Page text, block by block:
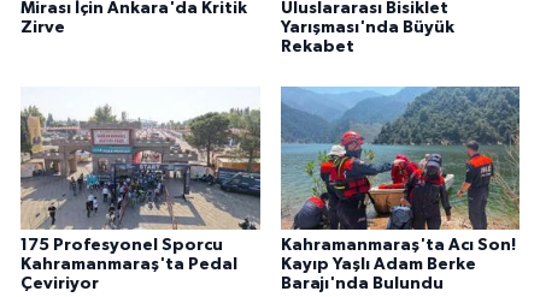
Mirası İçin Ankara'da Kritik
Zirve
Uluslararası Bisiklet
Yarışması'nda Büyük
Rekabet
175 Profesyonel Sporcu
Kahramanmaraş'ta Pedal
Çeviriyor
Kahramanmaraş'ta Acı Son!
Kayıp Yaşlı Adam Berke
Barajı'nda Bulundu
BİLİM VE TEKNOLOJİ
TANITIM
HABERDE İNSAN